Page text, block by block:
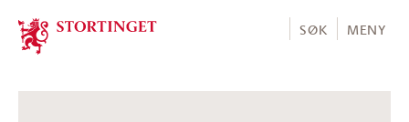
Stortinget.no
SØK MENY